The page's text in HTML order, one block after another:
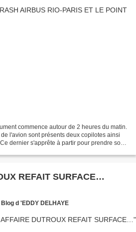
commence autour de 2 heures du matin.
l'avion sont présents deux copilotes ainsi
dernier s'apprête à partir pour prendre son
REFAIT SURFACE…
d 'EDDY DELHAYE